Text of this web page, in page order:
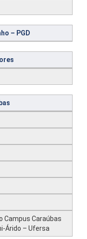
– PGD
Campus Caraúbas
Árido – Ufersa